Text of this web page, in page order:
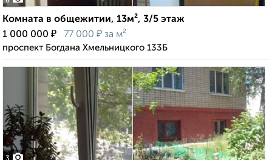
Комната в общежитии, 13м², 3/5 этаж
1 000 000 ₽ 77 000 ₽ за м²
проспект Богдана Хмельницкого 133Б